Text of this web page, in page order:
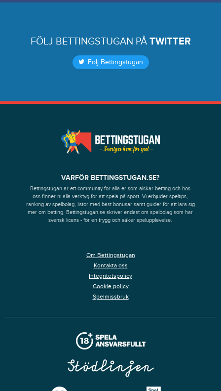
FÖLJ BETTINGSTUGAN PÅ TWITTER
Följ Bettingstugan
VARFÖR BETTINGSTUGAN.SE?
Bettingstugan är ett community för alla er som älskar betting och hos
oss finner ni alla verktyg för att spela på sport. Vi erbjuder speltips,
ranking av spelbolag, listor med bäst bonusar samt guider för att lära sig
mer om betting. Bettingstugan.se skriver endast om spelbolag som har
svensk licens - för en trygg och säker spelupplevelse.
Om Bettingstugan
Kontakta oss
Integritetspolicy
Cookie policy
Spelmissbruk